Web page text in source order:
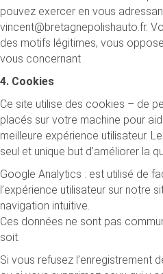
pouvez exercer en vous
vincent@bretagnepolishauto.fr.
des motifs légitimes, vous
vous concernant
4. Cookies
Ce site utilise des cookies – de
placés sur votre machine pour
meilleure expérience utilisateur.
seul et unique but d’améliorer la
Google Analytics : est utilisé de
l’expérience utilisateur sur notre
navigation intuitive.
Ces données ne sont pas
soit.
Si vous refusez l’enregistrement